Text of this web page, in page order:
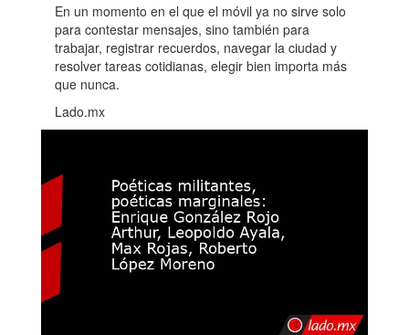
En un momento en el que el móvil ya no sirve solo
para contestar mensajes, sino también para
trabajar, registrar recuerdos, navegar la ciudad y
resolver tareas cotidianas, elegir bien importa más
que nunca.
Lado.mx